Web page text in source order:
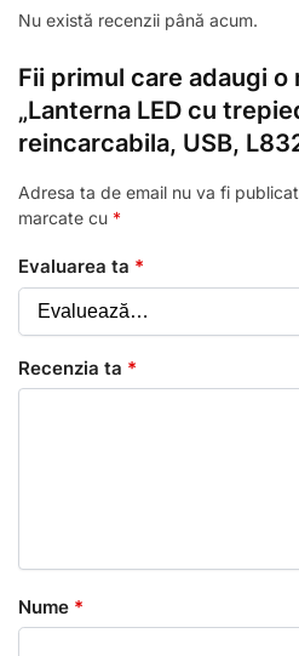
Nu există recenzii până acum.
Fii primul care adaugi o
„Lanterna LED cu
reincarcabila, USB,
Adresa ta de email nu va fi
marcate cu *
Evaluarea ta *
Recenzia ta *
Nume *